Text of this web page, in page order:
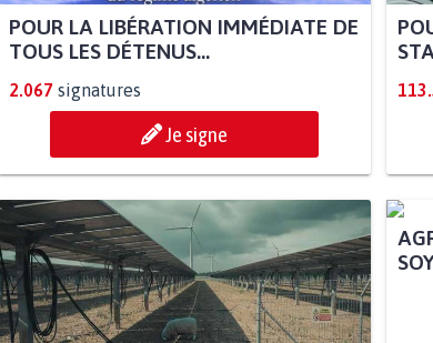
POUR LA LIBÉRATION IMMÉDIATE DE
TOUS LES DÉTENUS...
2.067 signatures
Je signe